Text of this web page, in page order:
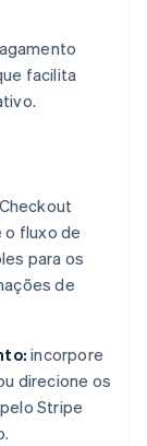
facilita
fluxo de
para os
de
incorpore
direcione os
Stripe